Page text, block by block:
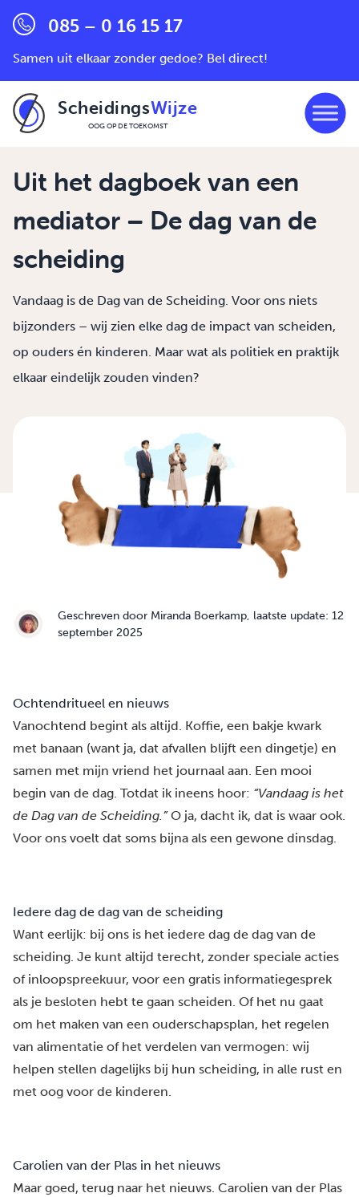
085 – 0 16 15 17
Samen uit elkaar zonder gedoe? Bel direct!
ScheidingsWijze
OOG OP DE TOEKOMST
Uit het dagboek van een
mediator – De dag van de
scheiding
Vandaag is de Dag van de Scheiding. Voor ons niets
bijzonders – wij zien elke dag de impact van scheiden,
op ouders én kinderen. Maar wat als politiek en praktijk
elkaar eindelijk zouden vinden?
Geschreven door Miranda Boerkamp, laatste update: 12
september 2025
Ochtendritueel en nieuws
Vanochtend begint als altijd. Koffie, een bakje kwark
met banaan (want ja, dat afvallen blijft een dingetje) en
samen met mijn vriend het journaal aan. Een mooi
begin van de dag. Totdat ik ineens hoor: “Vandaag is het
de Dag van de Scheiding.”O ja, dacht ik, dat is waar ook.
Voor ons voelt dat soms bijna als een gewone dinsdag.
Iedere dag de dag van de scheiding
Want eerlijk: bij ons is het iedere dag de dag van de
scheiding. Je kunt altijd terecht, zonder speciale acties
of inloopspreekuur, voor een gratis informatiegesprek
als je besloten hebt te gaan scheiden. Of het nu gaat
om het maken van een ouderschapsplan, het regelen
van alimentatie of het verdelen van vermogen: wij
helpen stellen dagelijks bij hun scheiding, in alle rust en
met oog voor de kinderen.
Carolien van der Plas in het nieuws
Maar goed, terug naar het nieuws. Carolien van der Plas